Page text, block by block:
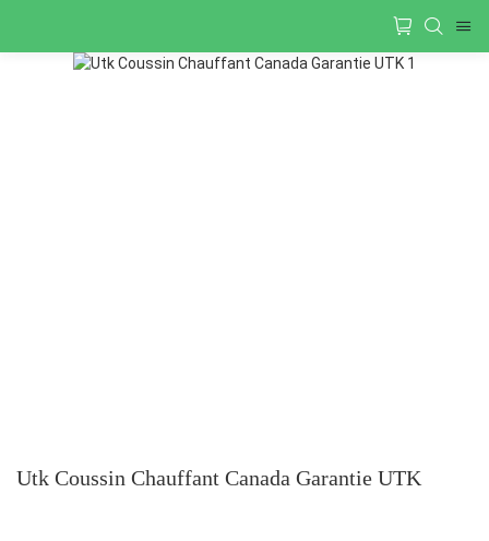
Utk Coussin Chauffant Canada Garantie UTK